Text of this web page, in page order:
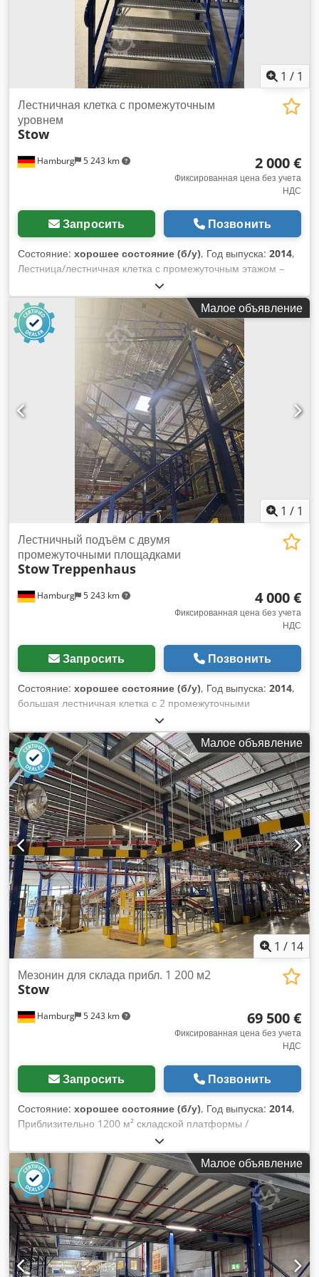
1 / 1
Hamburg 5 243 km
Лестничная клетка с промежуточным
уровнем
Stow
2 000 €
Фиксированная цена без учета
НДС
Запросить Позвонить
Состояние: хорошее состояние (б/у), Год выпуска: 2014,
Лестница/лестничная клетка с промежуточным этажом –
бывшая в употреблении: Цена: 2000 евро (без НДС),
демонтирована, упакована и готова к погрузке на месте
нахождения! Поз. 4 Производитель: Stow Тип: неизвестен
Год выпуска: 2014 От уровня земли до площадки –
примерно 10 ступеней Дополнительные данные будут
уточнены Ширина: около 1,25 м Dwedpfx Aozqz Nljgmea С
промежуточным этажом Ступени: решетчатые,
оцинкованные Тетивы и перила – окрашены Состояние:
хорошее В наличии: примерно с 4-го квартала 2026 года
Местонахождение: Гамбург
Малое объявление
1 / 1
Hamburg 5 243 km
Лестничный подъём с двумя
промежуточными площадками
StowTreppenhaus
4 000 €
Фиксированная цена без учета
НДС
Запросить Позвонить
Состояние: хорошее состояние (б/у), Год выпуска: 2014,
большая лестничная клетка с 2 промежуточными
площадками – б/у: Цена: 4 000 евро (без НДС),
демонтирована, упакована и готова к погрузке на месте
нахождения! Поз. 14 Производитель: Stow Тип: неизвестен
Год выпуска: 2014 Расстояние между ступенями будет
уточнено, Ширина лестницы будет уточнена, Dwedpozqz I
Ujfx Agmoa Размеры площадок будут уточнены, От первого
этажа до первой площадки: количество ступеней будет
уточнено, От первой площадки до второй площадки: около
14 ступеней, От второй площадки до второго этажа: С 2
промежуточными площадками, Ступени: решетчатые,
оцинкованные, Тетивы и перила окрашены, Состояние:
хорошее, Доступность: примерно с конца 4-го квартала
2026 года, Местонахождение: Гамбург.
Малое объявление
1 / 14
Hamburg 5 243 km
Мезонин для склада прибл. 1 200 м2
Stow
69 500 €
Фиксированная цена без учета
НДС
Запросить Позвонить
Состояние: хорошее состояние (б/у), Год выпуска: 2014,
Приблизительно 1200 м² складской платформы /
антресоли, несущая способность 500 кг/м², б/у: Dedpfx
Agozqz Ibemowa Цена на месте: всего 69 500 евро (без
НДС), включая демонтаж, упаковку и погрузку! Всего около
58 евро (без НДС) за м²!! Производитель: Stow Тип:
складская платформа Год выпуска: 2014 Высота нижней
части (нижняя кромка балки): ок. 5,38 м Верхняя часть:
платформа: ок. 5,76 м Ширина/глубина: ок. 17,60 м + ок.
0,80 м вынос Около 5 стоек по глубине, частично 32 С-
образных профиля, частично ок. 17 С-образных профилей
Расстояние между стойками в передней части: ок. 3,70 м /
Малое объявление